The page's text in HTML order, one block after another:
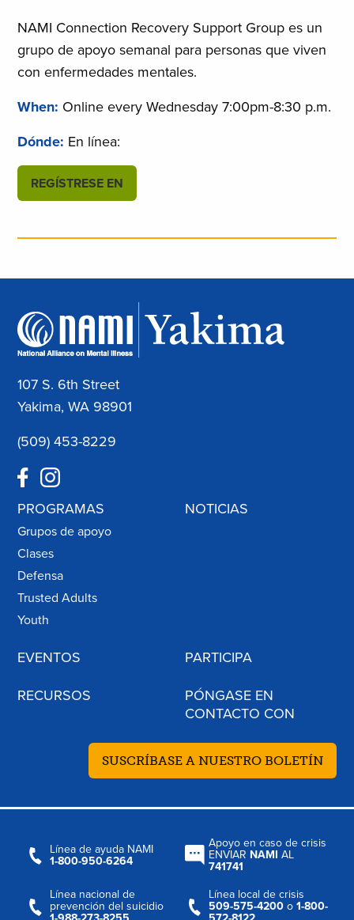
NAMI Connection Recovery Support Group es un
grupo de apoyo semanal para personas que viven
con enfermedades mentales.
When: Online every Wednesday 7:00pm-8:30 p.m.
Dónde: En línea:
REGÍSTRESE EN
107 S. 6th Street
Yakima, WA 98901
(509) 453-8229
PROGRAMAS
Grupos de apoyo
Clases
Defensa
Trusted Adults
Youth
NOTICIAS
EVENTOS PARTICIPA
RECURSOS
PÓNGASE EN
CONTACTO CON
SUSCRÍBASE A NUESTRO BOLETÍN
Línea de ayuda NAMI
1-800-950-6264
Apoyo en caso de crisis
ENVIAR NAMI AL
741741
Línea nacional de
prevención del suicidio
Línea local de crisis
509-575-4200 o1-800-